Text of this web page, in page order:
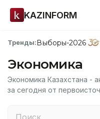
KAZINFORM
Тренды:Выборы-2026
Экономика
Экономика Казахстана -
за сегодня от